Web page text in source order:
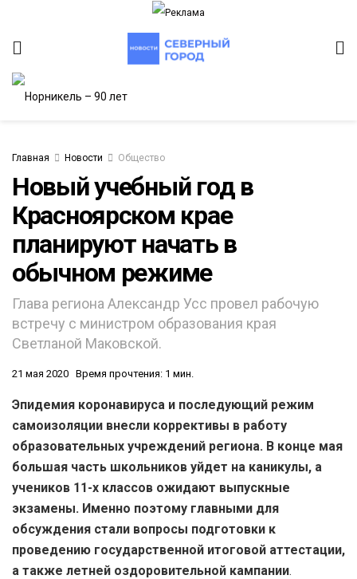
Главная Новости Общество
Новый учебный год в
Красноярском крае
планируют начать в
обычном режиме
Глава региона Александр Усс провел рабочую
встречу с министром образования края
Светланой Маковской.
21 мая 2020 Время прочтения: 1 мин.
Эпидемия коронавируса и последующий режим
самоизоляции внесли коррективы в работу
образовательных учреждений региона. В конце мая
большая часть школьников уйдет на каникулы, а
учеников 11-х классов ожидают выпускные
экзамены. Именно поэтому главными для
обсуждения стали вопросы подготовки к
проведению государственной итоговой аттестации,
а также летней оздоровительной кампании.